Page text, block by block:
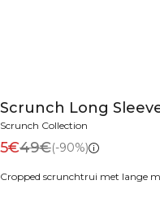
Scrunch Long
Scrunch Collection
5€49€(-90%)
Cropped scrunchtrui met lange